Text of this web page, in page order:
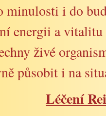
minulosti i do
energii a vitalitu
živé
působit i na
Léčení